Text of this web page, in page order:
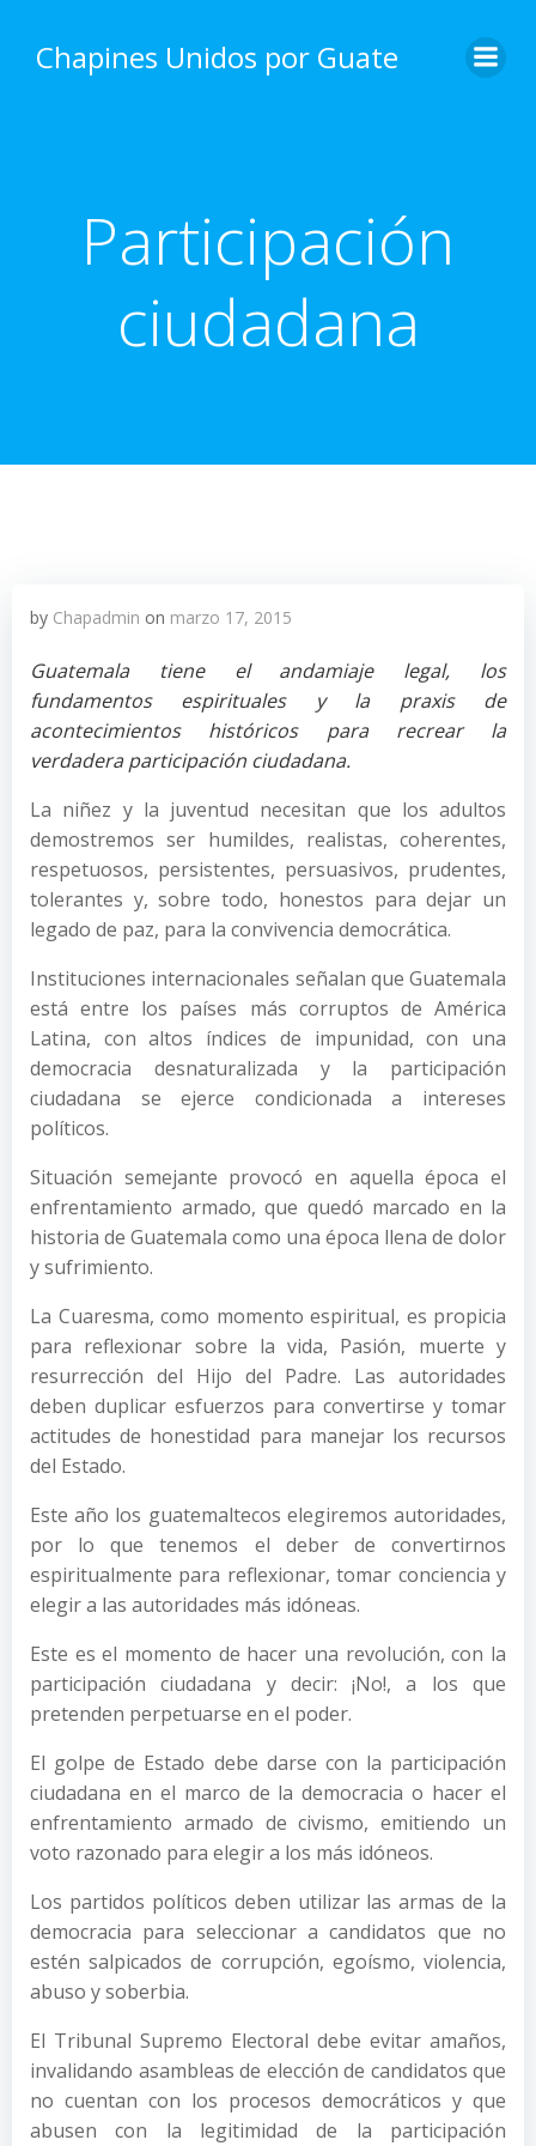
content
Chapines Unidos por Guate
Participación
ciudadana
by Chapadmin on marzo 17, 2015
Guatemala tiene el andamiaje legal, los
fundamentos espirituales y la praxis de
acontecimientos históricos para recrear la
verdadera participación ciudadana.
La niñez y la juventud necesitan que los adultos
demostremos ser humildes, realistas, coherentes,
respetuosos, persistentes, persuasivos, prudentes,
tolerantes y, sobre todo, honestos para dejar un
legado de paz, para la convivencia democrática.
Instituciones internacionales señalan que Guatemala
está entre los países más corruptos de América
Latina, con altos índices de impunidad, con una
democracia desnaturalizada y la participación
ciudadana se ejerce condicionada a intereses
políticos.
Situación semejante provocó en aquella época el
enfrentamiento armado, que quedó marcado en la
historia de Guatemala como una época llena de dolor
y sufrimiento.
La Cuaresma, como momento espiritual, es propicia
para reflexionar sobre la vida, Pasión, muerte y
resurrección del Hijo del Padre. Las autoridades
deben duplicar esfuerzos para convertirse y tomar
actitudes de honestidad para manejar los recursos
del Estado.
Este año los guatemaltecos elegiremos autoridades,
por lo que tenemos el deber de convertirnos
espiritualmente para reflexionar, tomar conciencia y
elegir a las autoridades más idóneas.
Este es el momento de hacer una revolución, con la
participación ciudadana y decir: ¡No!, a los que
pretenden perpetuarse en el poder.
El golpe de Estado debe darse con la participación
ciudadana en el marco de la democracia o hacer el
enfrentamiento armado de civismo, emitiendo un
voto razonado para elegir a los más idóneos.
Los partidos políticos deben utilizar las armas de la
democracia para seleccionar a candidatos que no
estén salpicados de corrupción, egoísmo, violencia,
abuso y soberbia.
El Tribunal Supremo Electoral debe evitar amaños,
invalidando asambleas de elección de candidatos que
no cuentan con los procesos democráticos y que
abusen con la legitimidad de la participación